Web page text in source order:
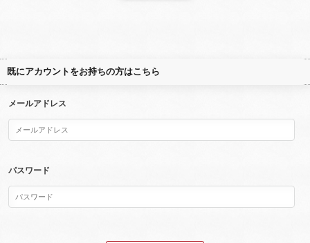
既にアカウントをお持ちの方はこちら
メールアドレス
パスワード